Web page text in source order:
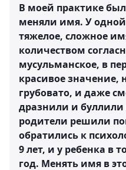
В моей практике
меняли имя. У
тяжелое, сложное
количеством
мусульманское, в
красивое значение,
грубовато, и даже
дразнили и
родители решили
обратились к
9 лет, и у ребенка в
год. Менять имя в